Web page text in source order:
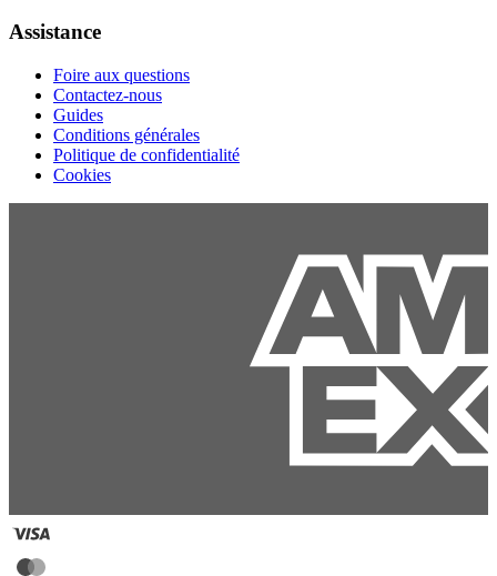
Assistance
Foire aux questions
Contactez-nous
Guides
Conditions générales
Politique de confidentialité
Cookies